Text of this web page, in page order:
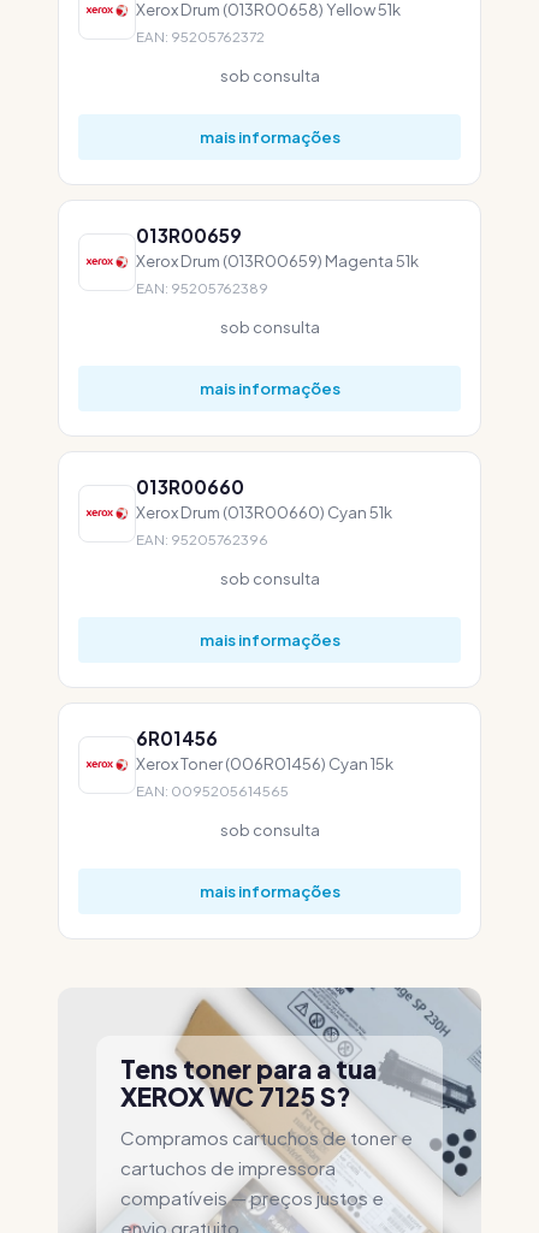
Xerox Drum (013R00658) Yellow 51k
EAN: 95205762372
sob consulta
mais informações
013R00659
Xerox Drum (013R00659) Magenta 51k
EAN: 95205762389
sob consulta
mais informações
013R00660
Xerox Drum (013R00660) Cyan 51k
EAN: 95205762396
sob consulta
mais informações
6R01456
Xerox Toner (006R01456) Cyan 15k
EAN: 0095205614565
sob consulta
mais informações
Tens toner para a tua
XEROX WC 7125 S?
Compramos cartuchos de toner e
cartuchos de impressora
compatíveis — preços justos e
envio gratuito.